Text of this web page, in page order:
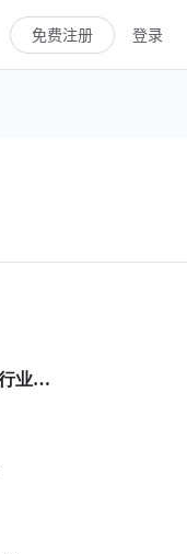
免费注册 登录
【艾瑞咨询】2021年互联网行业挑战与机遇白皮书